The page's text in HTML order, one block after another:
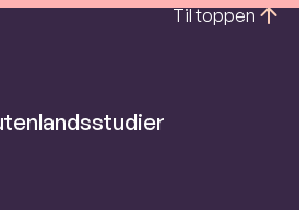
Til toppen